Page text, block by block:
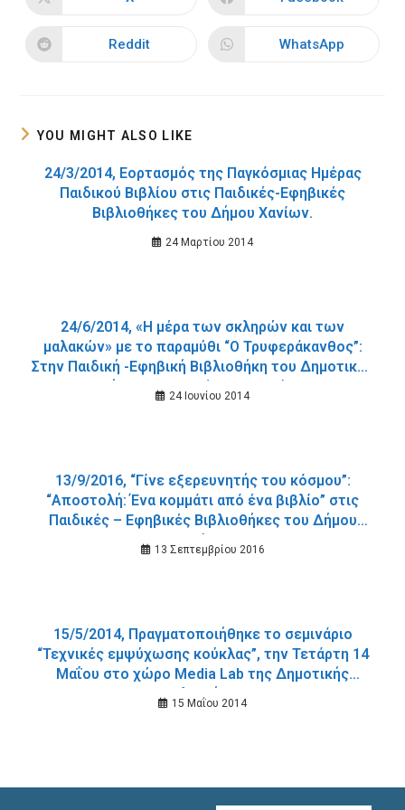
new
window
new
window
Opens
Reddit
Opens
WhatsApp
YOU MIGHT ALSO LIKE
24/3/2014, Εορτασμός της Παγκόσμιας Ημέρας
Παιδικού Βιβλίου στις Παιδικές-Εφηβικές
Βιβλιοθήκες του Δήμου Χανίων.
24 Μαρτίου 2014
24/6/2014, «H μέρα των σκληρών και των
μαλακών» με το παραμύθι “Ο Τρυφεράκανθος”:
Στην Παιδική -Εφηβική Βιβλιοθήκη του Δημοτικού
Κήπου τη Δευτέρα 23 Ιουνίου.
24 Ιουνίου 2014
13/9/2016, “Γίνε εξερευνητής του κόσμου”:
“Αποστολή: Ένα κομμάτι από ένα βιβλίο” στις
Παιδικές – Εφηβικές Βιβλιοθήκες του Δήμου
Χανίων.
13 Σεπτεμβρίου 2016
15/5/2014, Πραγματοποιήθηκε το σεμινάριο
“Τεχνικές εμψύχωσης κούκλας”, την Τετάρτη 14
Μαΐου στο χώρο Media Lab της Δημοτικής
Βιβλιοθήκης.
15 Μαΐου 2014